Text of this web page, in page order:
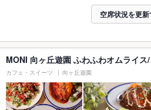
空席状況を更新
MONI 向ヶ丘遊園 ふわふわオムライ
カフェ・スイーツ 向ヶ丘遊園